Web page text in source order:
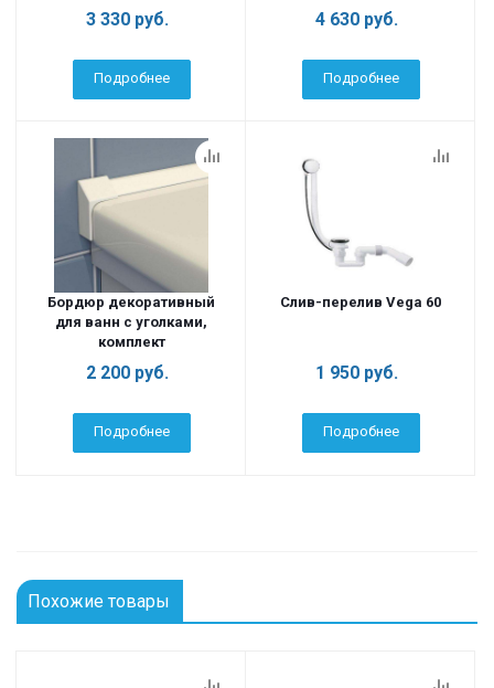
3 330 руб.
Подробнее
4 630 руб.
Подробнее
Бордюр декоративный
для ванн с уголками,
комплект
2 200 руб.
Подробнее
Слив-перелив Vega 60
1 950 руб.
Подробнее
Похожие товары